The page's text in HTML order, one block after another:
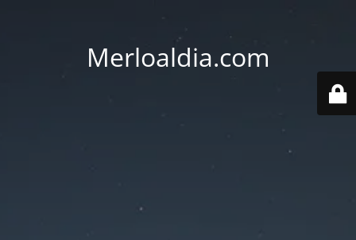
Merloaldia.com